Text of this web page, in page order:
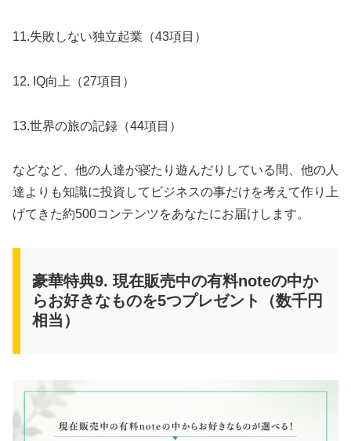
11.失敗しない独立起業（43項目）
12. IQ向上（27項目）
13.世界の旅の記録（44項目）
などなど、他の人達が寝たり遊んだりしている間、他の人
達よりも知識に投資してビジネスの事だけを考えて作り上
げてきた約500コンテンツをあなたにお届けします。
豪華特典9. 現在販売中の有料noteの中か
らお好きなものを5つプレゼント（数千円
相当）